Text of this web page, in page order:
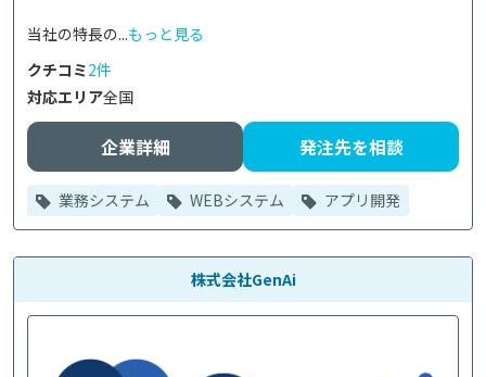
当社の特長の...もっと見る
クチコミ2件
対応エリア全国
企業詳細 発注先を相談
業務システム WEBシステム アプリ開発
株式会社GenAi